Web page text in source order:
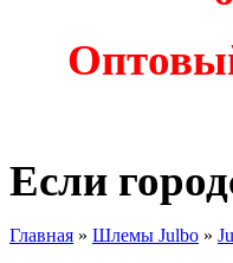
Если
Главная » Шлемы Julbo »